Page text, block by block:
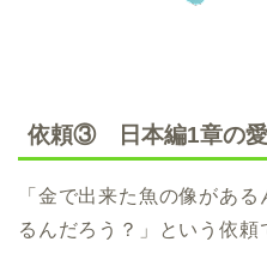
依頼③ 日本編1章の愛
「金で出来た魚の像があ
るんだろう？」という依頼